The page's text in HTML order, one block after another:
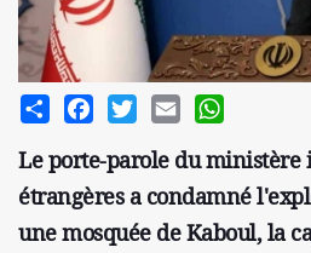
Share FacebookTwitterEmail
Le porte-parole du
étrangères a condamné
une mosquée de Kaboul, la